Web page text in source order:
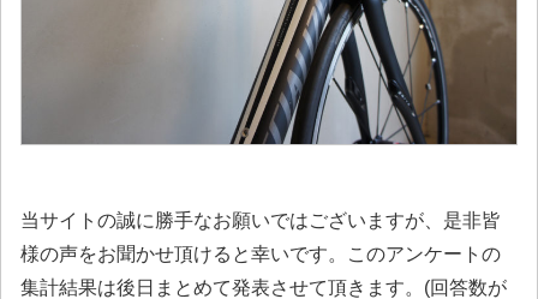
当サイトの誠に勝手なお願いではございますが、 是非皆
様の声をお聞かせ頂けると幸いです。
このアンケートの
集計結果は後日まとめて発表させて頂きます。(回答数が